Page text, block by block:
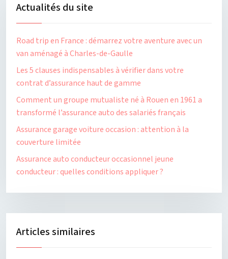
Actualités du site
Road trip en France : démarrez votre aventure avec un
van aménagé à Charles-de-Gaulle
Les 5 clauses indispensables à vérifier dans votre
contrat d’assurance haut de gamme
Comment un groupe mutualiste né à Rouen en 1961 a
transformé l’assurance auto des salariés français
Assurance garage voiture occasion : attention à la
couverture limitée
Assurance auto conducteur occasionnel jeune
conducteur : quelles conditions appliquer ?
Articles similaires